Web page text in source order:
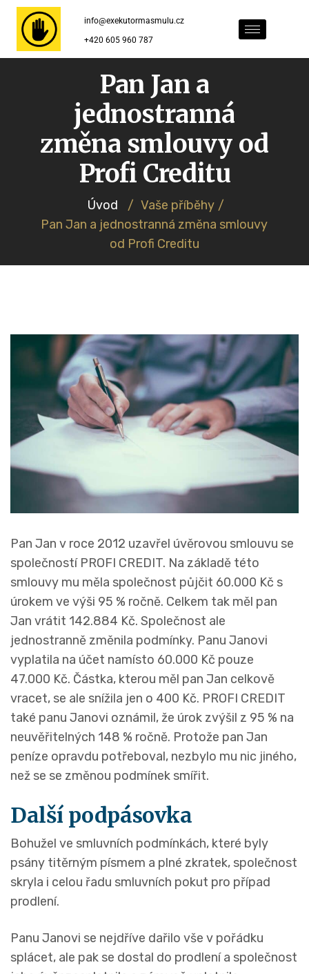
info@exekutormasmulu.cz
+420 605 960 787
Pan Jan a
jednostranná
změna smlouvy od
Profi Creditu
Úvod / Vaše příběhy /
Pan Jan a jednostranná změna smlouvy
od Profi Creditu
Pan Jan v roce 2012 uzavřel úvěrovou smlouvu se
společností PROFI CREDIT. Na základě této
smlouvy mu měla společnost půjčit 60.000 Kč s
úrokem ve výši 95 % ročně. Celkem tak měl pan
Jan vrátit 142.884 Kč. Společnost ale
jednostranně změnila podmínky. Panu Janovi
vyplatila na účet namísto 60.000 Kč pouze
47.000 Kč. Částka, kterou měl pan Jan celkově
vracet, se ale snížila jen o 400 Kč. PROFI CREDIT
také panu Janovi oznámil, že úrok zvýšil z 95 % na
neuvěřitelných 148 % ročně. Protože pan Jan
peníze opravdu potřeboval, nezbylo mu nic jiného,
než se se změnou podmínek smířit.
Další podpásovka
Bohužel ve smluvních podmínkách, které byly
psány titěrným písmem a plné zkratek, společnost
skryla i celou řadu smluvních pokut pro případ
prodlení.
Panu Janovi se nejdříve dařilo vše v pořádku
splácet, ale pak se dostal do prodlení a společnost